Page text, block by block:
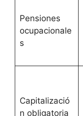
Pensiones
ocupacionale
s
Capitalizació
n obligatoria